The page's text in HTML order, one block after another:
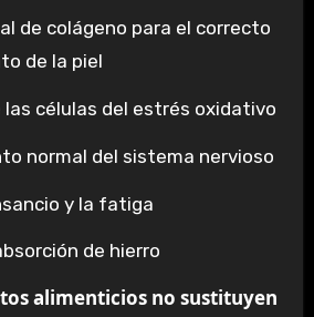
de colágeno para el correcto
de la piel
las células del estrés oxidativo
normal del sistema nervioso
y la fatiga
de hierro
alimenticios no sustituyen